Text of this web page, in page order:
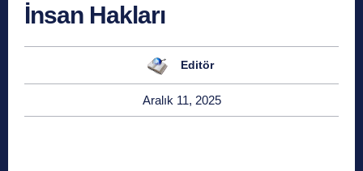
İnsan Hakları
Editör
Aralık 11, 2025